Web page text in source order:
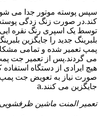
سپس پوسته موتور جدا می شود
کند.در صورت زنگ زدگی
توسط یک اسپری رنگ نقره
بلبرینگ جدید را جایگزین
پمپ تعمیر شده و تمامی
می گردند.پس از تعمیر جت
هیچ ایرادی از دستگاه
صورت نیاز به تعویض جت
جایگزین می کنند.a
تعمیر المنت ماشین ظرفشویی